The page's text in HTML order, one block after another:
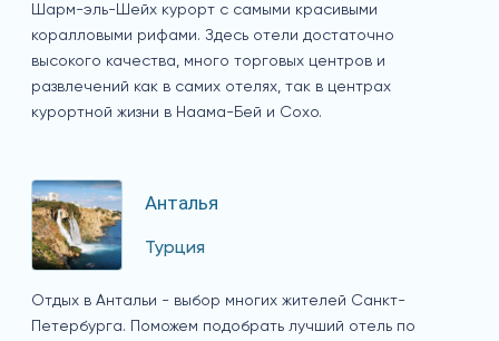
Шарм-эль-Шейх курорт с самыми красивыми
коралловыми рифами. Здесь отели достаточно
высокого качества, много торговых центров и
развлечений как в самих отелях, так в центрах
курортной жизни в Наама-Бей и Сохо.
Анталья
Турция
Отдых в Антальи - выбор многих жителей Санкт-
Петербурга. Поможем подобрать лучший отель по